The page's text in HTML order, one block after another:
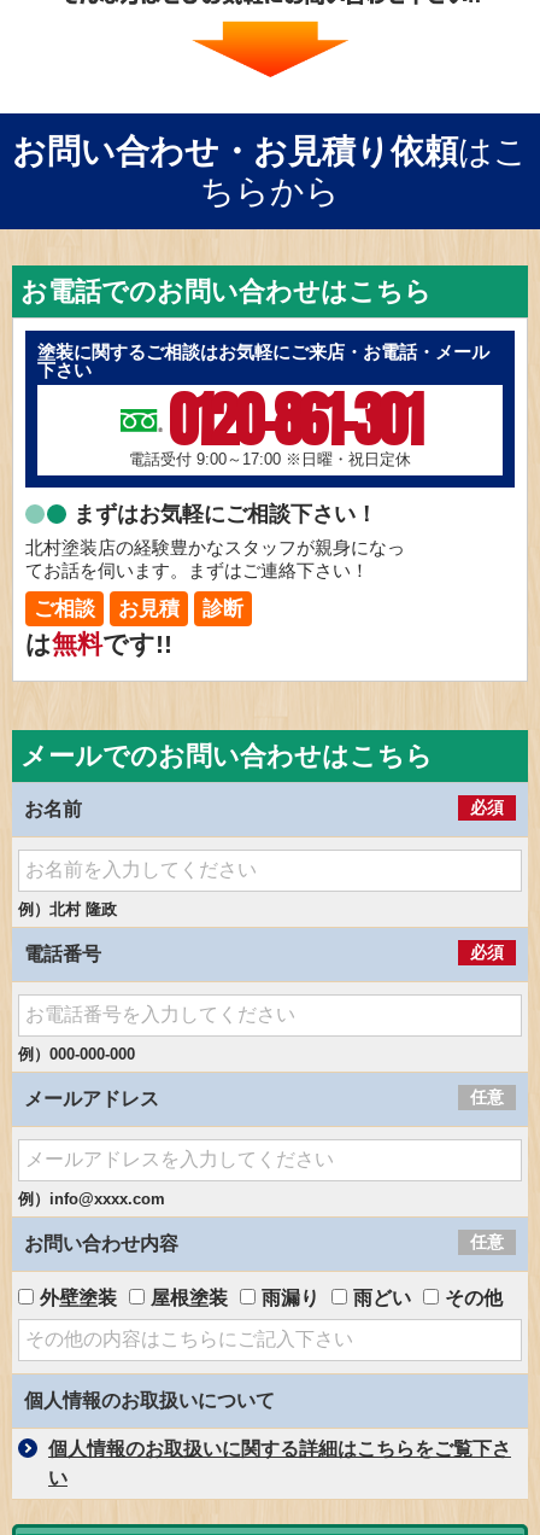
お問い合わせ・お見積り依頼はこ
ちらから
お電話でのお問い合わせはこちら
塗装に関するご相談はお気軽にご来店・お電話・メール
下さい
0120-861-301
電話受付 9:00～17:00 ※日曜・祝日定休
まずはお気軽にご相談下さい！
北村塗装店の経験豊かなスタッフが親身になっ
てお話を伺います。まずはご連絡下さい！
ご相談 お見積 診断
は無料です!!
メールでのお問い合わせはこちら
お名前 必須
例）北村 隆政
電話番号 必須
例）000-000-000
メールアドレス 任意
例）info@xxxx.com
お問い合わせ内容 任意
外壁塗装 屋根塗装 雨漏り 雨どい その他
個人情報のお取扱いについて
個人情報のお取扱いに関する詳細はこちらをご覧下さ
い